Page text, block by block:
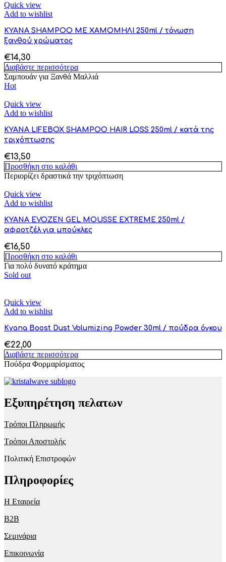
Quick view
Add to wishlist
KYANA SHAMPOO ΜΕ ΧΑΜΟΜΗΛΙ 250ml / τόνωση
ξανθού χρώματος
€14,30
Διαβάστε περισσότερα
Σαμπουάν για Ξανθά Μαλλιά
Hot
Quick view
Add to wishlist
KYANA LIFEBOX SHAMPOO HAIR LOSS 250ml / κατά της
τριχόπτωσης
€13,50
Προσθήκη στο καλάθι
Περιορίζει δραστικά την τριχόπτωση
Quick view
Add to wishlist
KYANA EVOZEN GEL MOUSSE EXTREME 250ml /
αφροτζέλ για μπούκλες
€16,50
Προσθήκη στο καλάθι
Για πολύ δυνατό κράτημα
Sold out
Quick view
Add to wishlist
Kyana Boost Dust Volumizing Powder 30ml / πούδρα όγκου
€22,00
Διαβάστε περισσότερα
Πούδρα Φορμαρίσματος
Εξυπηρέτηση πελατων
Τρόποι Πληρωμής
Τρόποι Αποστολής
Πολιτική Επιστροφών
Πληροφορίες
Η Εταιρεία
B2B
Σεμινάρια
Επικοινωνία